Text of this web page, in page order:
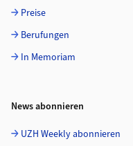
Preise
Berufungen
In Memoriam
News abonnieren
UZH Weekly abonnieren